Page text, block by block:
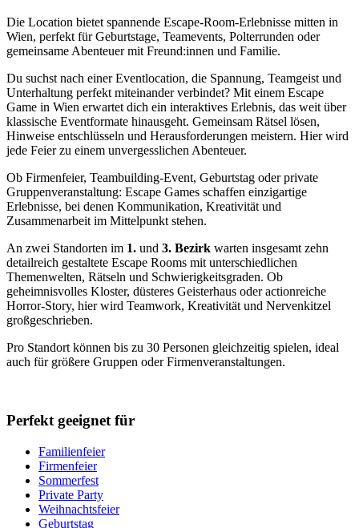
Die Location bietet spannende Escape-Room-Erlebnisse mitten in
Wien, perfekt für Geburtstage, Teamevents, Polterrunden oder
gemeinsame Abenteuer mit Freund:innen und Familie.
Du suchst nach einer Eventlocation, die Spannung, Teamgeist und
Unterhaltung perfekt miteinander verbindet? Mit einem Escape
Game in Wien erwartet dich ein interaktives Erlebnis, das weit über
klassische Eventformate hinausgeht. Gemeinsam Rätsel lösen,
Hinweise entschlüsseln und Herausforderungen meistern. Hier wird
jede Feier zu einem unvergesslichen Abenteuer.
Ob Firmenfeier, Teambuilding-Event, Geburtstag oder private
Gruppenveranstaltung: Escape Games schaffen einzigartige
Erlebnisse, bei denen Kommunikation, Kreativität und
Zusammenarbeit im Mittelpunkt stehen.
An zwei Standorten im 1. und 3. Bezirk warten insgesamt zehn
detailreich gestaltete Escape Rooms mit unterschiedlichen
Themenwelten, Rätseln und Schwierigkeitsgraden. Ob
geheimnisvolles Kloster, düsteres Geisterhaus oder actionreiche
Horror-Story, hier wird Teamwork, Kreativität und Nervenkitzel
großgeschrieben.
Pro Standort können bis zu 30 Personen gleichzeitig spielen, ideal
auch für größere Gruppen oder Firmenveranstaltungen.
Perfekt geeignet für
Familienfeier
Firmenfeier
Sommerfest
Private Party
Weihnachtsfeier
Geburtstag